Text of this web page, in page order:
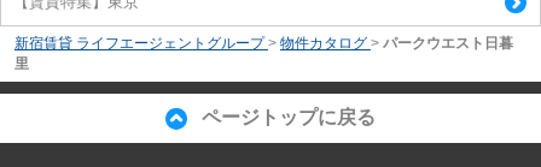
新宿賃貸 ライフエージェントグループ > 物件カタログ > パークウエスト日暮
里
ページトップに戻る